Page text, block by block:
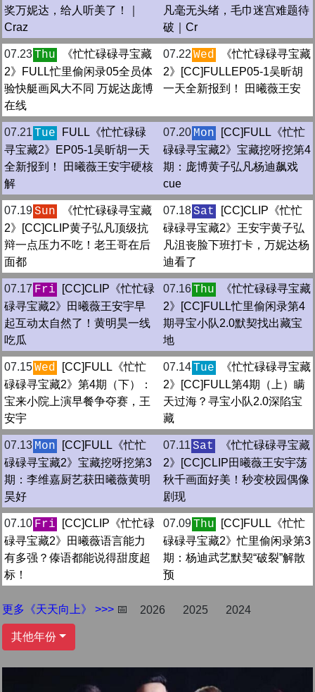
奖万妮达，给人听美了！｜
Craz
凡毫无头绪，毛巾迷宫难题待
破｜Cr
07.23Thu
《忙忙碌碌寻宝藏
2》FULL忙里偷闲录05全员体
验快艇画风大不同 万妮达庞博
在线
07.22 Wed
《忙忙碌碌寻宝藏
2》[CC]FULLEP05-1吴昕胡
一天全新报到！ 田曦薇王安
07.21 Tue
FULL《忙忙碌碌
寻宝藏2》EP05-1吴昕胡一天
全新报到！ 田曦薇王安宇硬核
解
07.20 Mon
[CC]FULL《忙忙
碌碌寻宝藏2》宝藏挖呀挖第4
期：庞博黄子弘凡杨迪飙戏
cue
07.19Sun
《忙忙碌碌寻宝藏
2》[CC]CLIP黄子弘凡顶级抗
辩一点压力不吃！老王哥在后
面都
07.18Sat
[CC]CLIP《忙忙
碌碌寻宝藏2》王安宇黄子弘
凡沮丧脸下班打卡，万妮达杨
迪看了
07.17 Fri
[CC]CLIP《忙忙碌
碌寻宝藏2》田曦薇王安宇早
起互动太自然了！黄明昊一线
吃瓜
07.16Thu
《忙忙碌碌寻宝藏
2》[CC]FULL忙里偷闲录第4
期寻宝小队2.0默契找出藏宝
地
07.15Wed
[CC]FULL《忙忙
碌碌寻宝藏2》第4期（下）：
宝来小院上演早餐争夺赛，王
安宇
07.14Tue
《忙忙碌碌寻宝藏
2》[CC]FULL第4期（上）瞒
天过海？寻宝小队2.0深陷宝
藏
07.13 Mon
[CC]FULL《忙忙
碌碌寻宝藏2》宝藏挖呀挖第3
期：李维嘉厨艺获田曦薇黄明
昊好
07.11 Sat
《忙忙碌碌寻宝藏
2》[CC]CLIP田曦薇王安宇荡
秋千画面好美！秒变校园偶像
剧现
07.10 Fri
[CC]CLIP《忙忙碌
碌寻宝藏2》田曦薇语言能力
有多强？傣语都能说得甜度超
标！
07.09Thu
[CC]FULL《忙忙
碌碌寻宝藏2》忙里偷闲录第3
期：杨迪武艺默契“破裂”解散
预
更多《天天向上》 >>> 📅 2026 2025 2024
其他年份